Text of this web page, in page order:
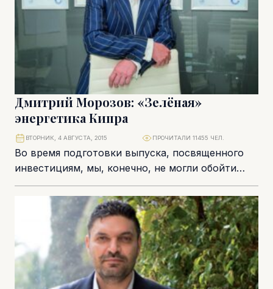
Дмитрий Морозов: «Зелёная»
энергетика Кипра
Во время подготовки выпуска, посвященного
инвестициям, мы, конечно, не могли обойти
вниманием одну из самых перспективных
областей – производство электроэнергии....
ВТОРНИК, 4 АВГУСТА, 2015 ПРОЧИТАЛИ 11455 ЧЕЛ.